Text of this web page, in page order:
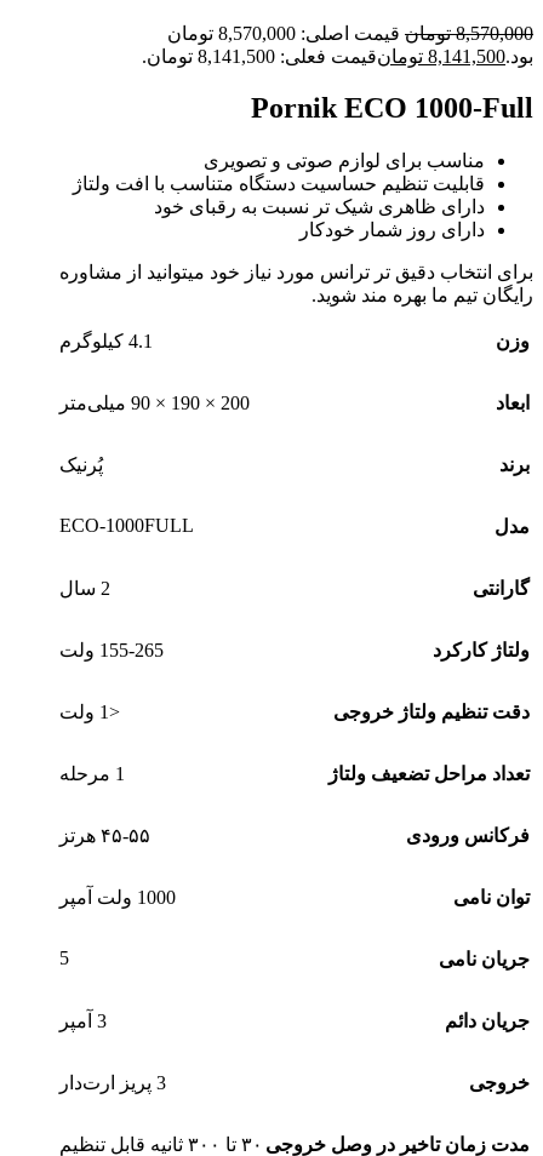
8,570,000 تومان
قیمت اصلی: 8,570,000 تومان
بود.8,141,500 تومانقیمت فعلی: 8,141,500 تومان.
Pornik ECO 1000-Full
مناسب برای لوازم صوتی و تصویری
قابلیت تنظیم حساسیت دستگاه متناسب با افت ولتاژ
دارای ظاهری شیک تر نسبت به رقبای خود
دارای روز شمار خودکار
برای انتخاب دقیق تر ترانس مورد نیاز خود میتوانید از مشاوره
رایگان تیم ما بهره مند شوید.
وزن 4.1 کیلوگرم
ابعاد 200 × 190 × 90 میلی‌متر
برند پُرنیک
مدل ECO-1000FULL
گارانتی 2 سال
ولتاژ کارکرد 155-265 ولت
دقت تنظیم ولتاژ خروجی <1 ولت
تعداد مراحل تضعیف ولتاژ 1 مرحله
فرکانس ورودی ۴۵-۵۵ هرتز
توان نامی 1000 ولت آمپر
جریان نامی 5
جریان دائم 3 آمپر
خروجی 3 پریز ارت‌دار
مدت زمان تاخیر در وصل خروجی ۳۰ تا ۳۰۰ ثانیه قابل تنظیم